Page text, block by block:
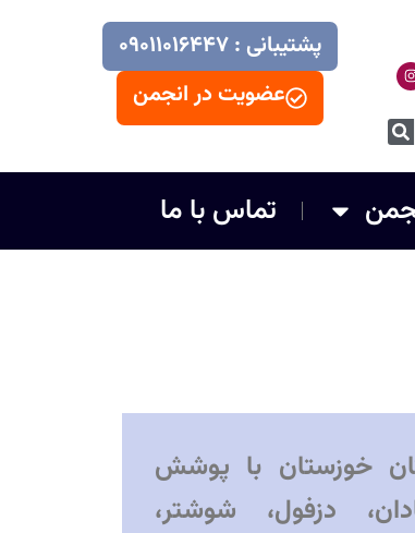
پشتیبانی : ۰۹۰۱۱۰۱۶۴۴۷
عضویت در انجمن
تماس با ما
خوزستان با پوشش
دزفول، شوشتر،